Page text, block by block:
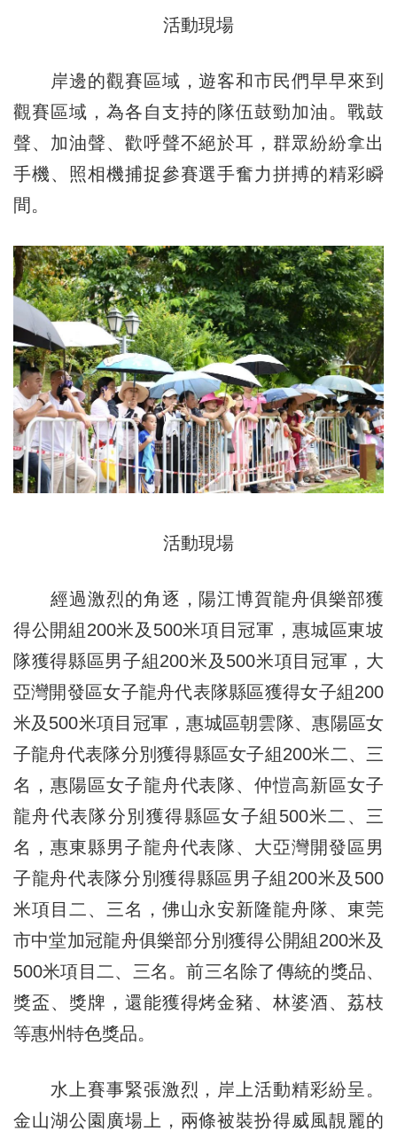
活動現場
岸邊的觀賽區域，遊客和市民們早早來到
觀賽區域，為各自支持的隊伍鼓勁加油。戰鼓
聲、加油聲、歡呼聲不絕於耳，群眾紛紛拿出
手機、照相機捕捉參賽選手奮力拼搏的精彩瞬
間。
活動現場
經過激烈的角逐，陽江博賀龍舟俱樂部獲
得公開組200米及500米項目冠軍，惠城區東坡
隊獲得縣區男子組200米及500米項目冠軍，大
亞灣開發區女子龍舟代表隊縣區獲得女子組200
米及500米項目冠軍，惠城區朝雲隊、惠陽區女
子龍舟代表隊分別獲得縣區女子組200米二、三
名，惠陽區女子龍舟代表隊、仲愷高新區女子
龍舟代表隊分別獲得縣區女子組500米二、三
名，惠東縣男子龍舟代表隊、大亞灣開發區男
子龍舟代表隊分別獲得縣區男子組200米及500
米項目二、三名，佛山永安新隆龍舟隊、東莞
市中堂加冠龍舟俱樂部分別獲得公開組200米及
500米項目二、三名。前三名除了傳統的獎品、
獎盃、獎牌，還能獲得烤金豬、林婆酒、荔枝
等惠州特色獎品。
水上賽事緊張激烈，岸上活動精彩紛呈。
金山湖公園廣場上，兩條被裝扮得威風靚麗的